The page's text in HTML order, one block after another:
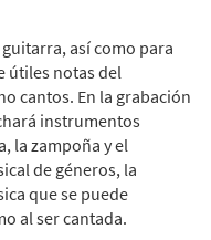
así como para
útiles notas del
cantos. En la grabación
instrumentos
la zampoña y el
de géneros, la
que se puede
al ser cantada.